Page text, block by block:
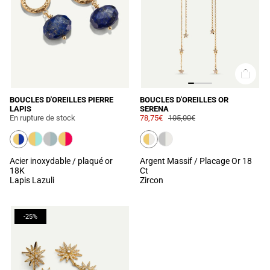
BOUCLES D'OREILLES PIERRE
LAPIS
En rupture de stock
Acier inoxydable / plaqué or
18K
Lapis Lazuli
BOUCLES D'OREILLES OR
SERENA
78,75€ 105,00€
Argent Massif / Placage Or 18
Ct
Zircon
-25%